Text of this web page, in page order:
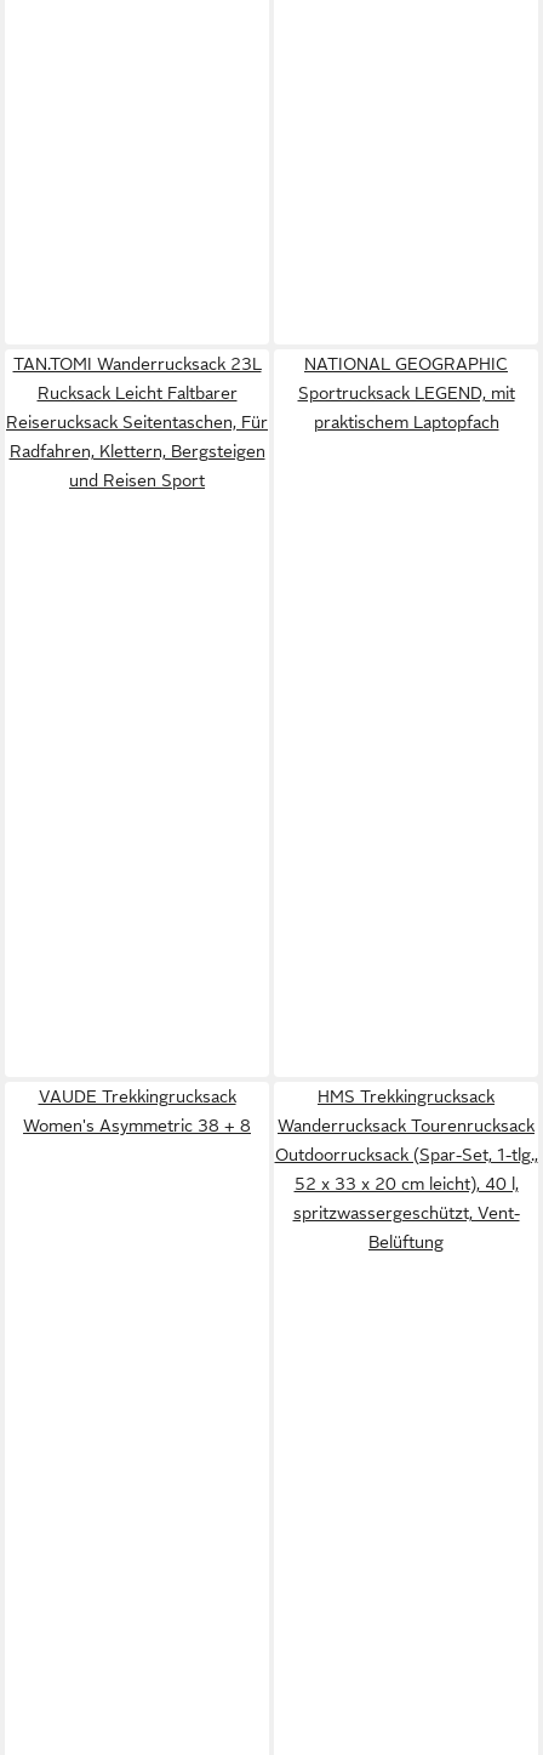
TAN.TOMI Wanderrucksack 23L
Rucksack Leicht Faltbarer
Reiserucksack Seitentaschen, Für
Radfahren, Klettern, Bergsteigen
und Reisen Sport
NATIONAL GEOGRAPHIC
Sportrucksack LEGEND, mit
praktischem Laptopfach
VAUDE Trekkingrucksack
Women's Asymmetric 38 + 8
HMS Trekkingrucksack
Wanderrucksack Tourenrucksack
Outdoorrucksack (Spar-Set, 1-tlg.,
52 x 33 x 20 cm leicht), 40 l,
spritzwassergeschützt, Vent-
Belüftung